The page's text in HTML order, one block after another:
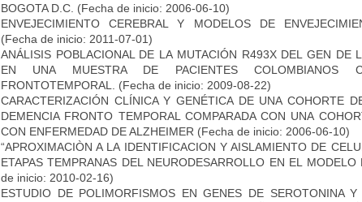
BOGOTA D.C. (Fecha de inicio: 2006-06-10)
ENVEJECIMIENTO CEREBRAL Y MODELOS DE
(Fecha de inicio: 2011-07-01)
ANÁLISIS POBLACIONAL DE LA MUTACIÓN R493X DEL GEN DE
EN UNA MUESTRA DE PACIENTES COLOMBIANOS
FRONTOTEMPORAL.
(Fecha de inicio: 2009-08-22)
CARACTERIZACIÓN CLÍNICA Y GENÉTICA DE UNA COHORTE
DEMENCIA FRONTO TEMPORAL COMPARADA CON UNA
CON ENFERMEDAD DE ALZHEIMER (Fecha de inicio: 2006-06-10)
“APROXIMACIÒN A LA IDENTIFICACION Y AISLAMIENTO DE
ETAPAS TEMPRANAS DEL NEURODESARROLLO EN EL MODELO
de inicio: 2010-02-16)
ESTUDIO DE POLIMORFISMOS EN GENES DE SEROTONINA Y